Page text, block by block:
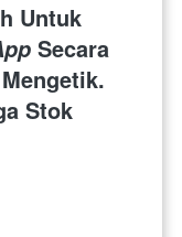
Untuk
Secara
Stok